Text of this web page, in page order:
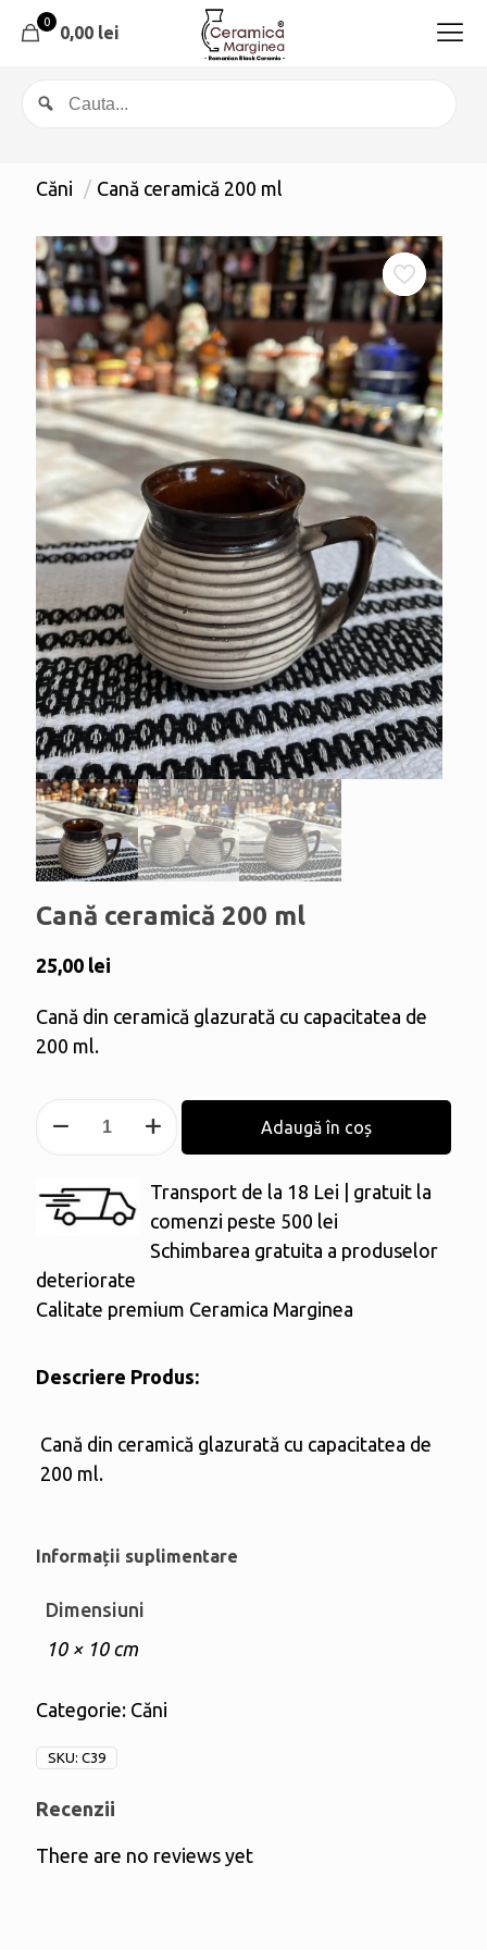
0
0,00 lei
Căni / Cană ceramică 200 ml
Cană ceramică 200 ml
25,00 lei
Cană din ceramică glazurată cu capacitatea de
200 ml.
200
Adaugă în coș
Transport de la 18 Lei | gratuit la
comenzi peste 500 lei
Schimbarea gratuita a produselor
deteriorate
Calitate premium Ceramica Marginea
Descriere Produs:
Cană din ceramică glazurată cu capacitatea de
200 ml.
Informații suplimentare
Dimensiuni
10 × 10 cm
Categorie: Căni
SKU: C39
Recenzii
There are no reviews yet